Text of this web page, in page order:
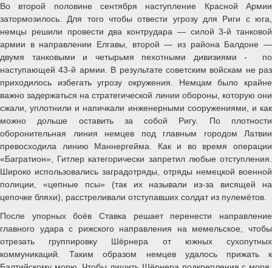
Во второй половине сентября наступление Красной Армии
затормозилось. Для того чтобы отвести угрозу для Риги с юга,
немцы решили провести два контрудара — силой 3-й танковой
армии в направлении Елгавы, второй — из района Балдоне —
двумя танковыми и четырьмя пехотными дивизиями - по
наступающей 43-й армии. В результате советским войскам не раз
приходилось избегать угрозу окружения. Немцам было крайне
важно задержаться на стратегической линии обороны, которую они
сжали, уплотнили и напичкали инженерными сооружениями, и как
можно дольше оставить за собой Ригу. По плотности
оборонительная линия немцев под главным городом Латвии
превосходила линию Маннергейма. Как и во время операции
«Багратион», Гитлер категорически запретил любые отступления.
Широко использовались заградотряды, отряды немецкой военной
полиции, «цепные псы» (так их называли из-за висящей на
цепочке бляхи), расстреливали отступавших солдат из пулемётов.
После упорных боёв Ставка решает перенести направление
главного удара с рижского направления на мемельское, чтобы
отрезать группировку Шёрнера от южных сухопутных
коммуникаций. Таким образом немцев удалось прижать к